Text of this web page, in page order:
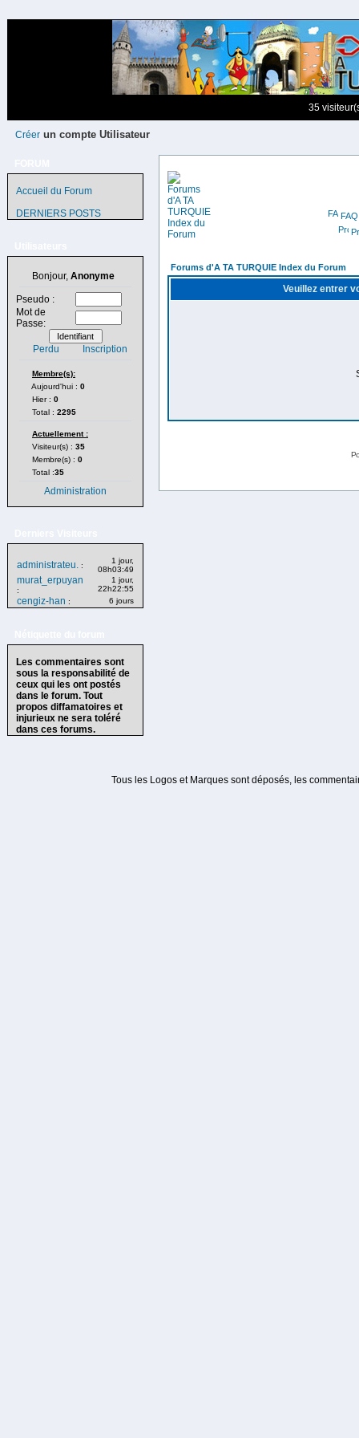
35
Créer un compte Utilisateur
Accueil du Forum
DERNIERS POSTS
Bonjour, Anonyme
Pseudo :
Mot de
Passe:
Perdu Inscription
Membre(s):
Aujourd'hui : 0
Hier : 0
Total : 2295
Actuellement :
Visiteur(s) : 35
Membre(s) : 0
Total :35
Administration
administrateu. :
1 jour,
08h03:49
murat_erpuyan
:
1 jour,
22h22:55
cengiz-han : 6 jours
Les commentaires sont
sous la responsabilité de
ceux qui les ont postés
dans le forum. Tout
propos diffamatoires et
injurieux ne sera toléré
dans ces forums.
FAQ
Forums d'A TA TURQUIE Index du Forum
Veuillez entrer
Tous les Logos et Marques sont déposés, les